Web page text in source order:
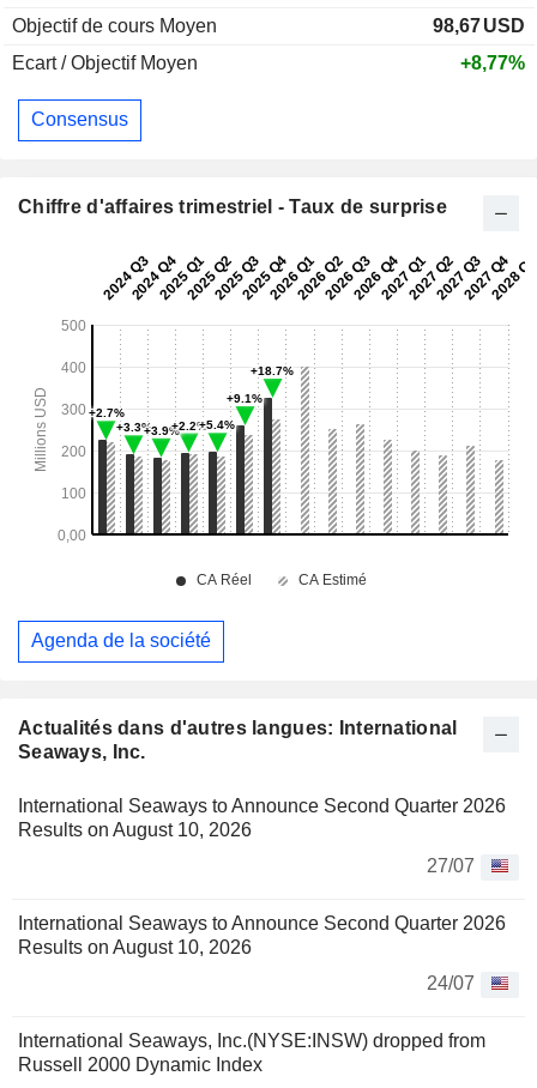
Actualités dans d'autres langues: International
Seaways, Inc.
International Seaways to Announce Second Quarter 2026
Results on August 10, 2026
27/07
International Seaways to Announce Second Quarter 2026
Results on August 10, 2026
24/07
International Seaways, Inc.(NYSE:INSW) dropped from
Russell 2000 Dynamic Index
Objectif de cours Moyen
98,67USD
Ecart / Objectif Moyen
+8,77%
Consensus
Chiffre d'affaires trimestriel - Taux de surprise
Agenda de la société